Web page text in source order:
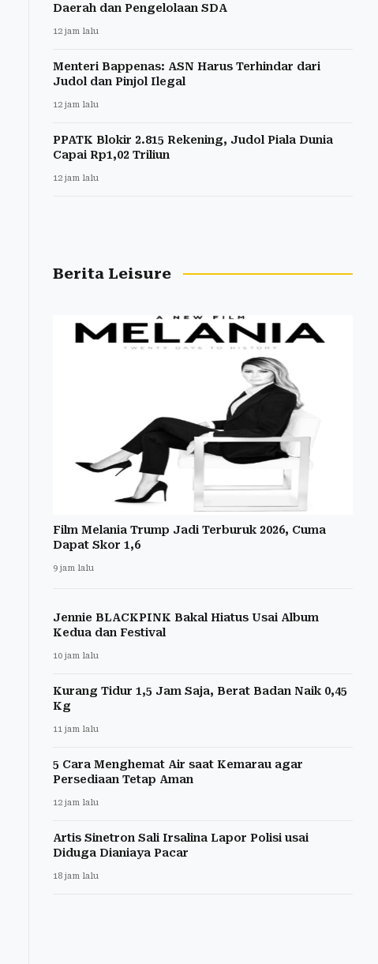
Daerah dan Pengelolaan SDA
12 jam lalu
Menteri Bappenas: ASN Harus Terhindar dari
Judol dan Pinjol Ilegal
12 jam lalu
PPATK Blokir 2.815 Rekening, Judol Piala Dunia
Capai Rp1,02 Triliun
12 jam lalu
Berita Leisure
Film Melania Trump Jadi Terburuk 2026, Cuma
Dapat Skor 1,6
9 jam lalu
Jennie BLACKPINK Bakal Hiatus Usai Album
Kedua dan Festival
10 jam lalu
Kurang Tidur 1,5 Jam Saja, Berat Badan Naik 0,45
Kg
11 jam lalu
5 Cara Menghemat Air saat Kemarau agar
Persediaan Tetap Aman
12 jam lalu
Artis Sinetron Sali Irsalina Lapor Polisi usai
Diduga Dianiaya Pacar
18 jam lalu